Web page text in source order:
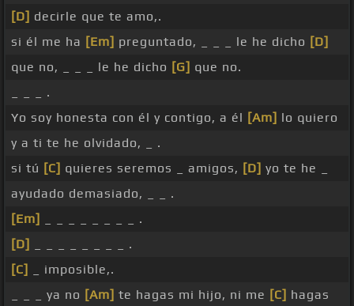
[D] decirle que te amo,.
si él me ha [Em] preguntado, _ _ _ le he dicho [D]
que no, _ _ _ le he dicho [G] que no.
_ _ _ .
Yo soy honesta con él y contigo, a él [Am] lo quiero
y a ti te he olvidado, _ .
si tú [C] quieres seremos _ amigos, [D] yo te he _
ayudado demasiado, _ _ .
[Em]
_ _ _ _ _ _ _ _ .
[D]
_ _ _ _ _ _ _ _ .
[C]
_ imposible,.
_ _ _ ya no [Am] te hagas mi hijo, ni me [C] hagas